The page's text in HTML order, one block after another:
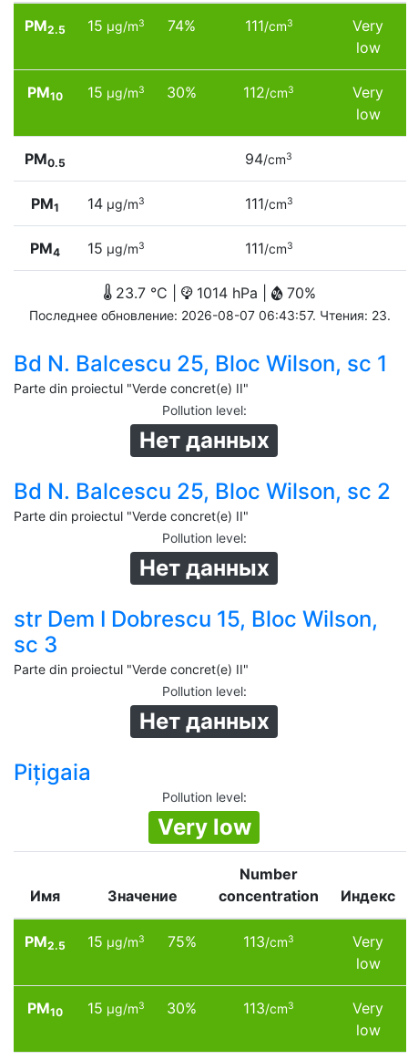
PM2.5 15 µg/m3 74% 111/cm3
Very
low
PM10 15 µg/m3 30% 112/cm3
Very
low
PM0.5 94/cm3
PM1 14 µg/m3 111/cm3
PM4 15 µg/m3 111/cm3
23.7 °C | 1014 hPa | 70%
Последнее обновление: 2026-08-07 06:43:57. Чтения: 23.
Bd N. Balcescu 25, Bloc Wilson, sc 1
Parte din proiectul "Verde concret(e) II"
Pollution level:
Нет данных
Bd N. Balcescu 25, Bloc Wilson, sc 2
Parte din proiectul "Verde concret(e) II"
Pollution level:
Нет данных
str Dem I Dobrescu 15, Bloc Wilson,
sc 3
Parte din proiectul "Verde concret(e) II"
Pollution level:
Нет данных
Pițigaia
Pollution level:
Very low
Имя Значение
Number
concentration
Индекс
PM2.5 15 µg/m3 75% 113/cm3
Very
low
PM10 15 µg/m3 30% 113/cm3
Very
low